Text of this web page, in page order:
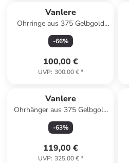
Vanlere
Ohrringe aus 375 Gelbgold
mit Perle
-66%
100,00 €
UVP: 300,00 €*
Vanlere
Ohrhänger aus 375 Gelbgold
mit Saphir
-63%
119,00 €
UVP: 325,00 €*